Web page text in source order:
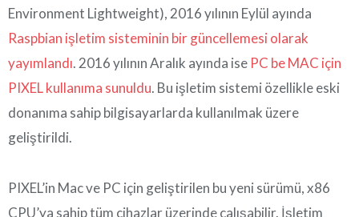
Environment Lightweight), 2016 yılının Eylül ayında
Raspbian işletim sisteminin bir güncellemesi olarak
yayımlandı. 2016 yılının Aralık ayında ise PC be MAC için
PIXEL kullanıma sunuldu. Bu işletim sistemi özellikle eski
donanıma sahip bilgisayarlarda kullanılmak üzere
geliştirildi.
PIXEL’in Mac ve PC için geliştirilen bu yeni sürümü, x86
CPU’ya sahip tüm cihazlar üzerinde çalışabilir. İşletim